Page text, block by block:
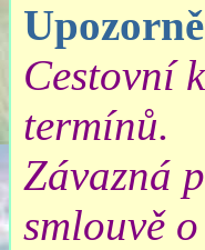
Cestovní
termínů.
Závazná
smlouvě